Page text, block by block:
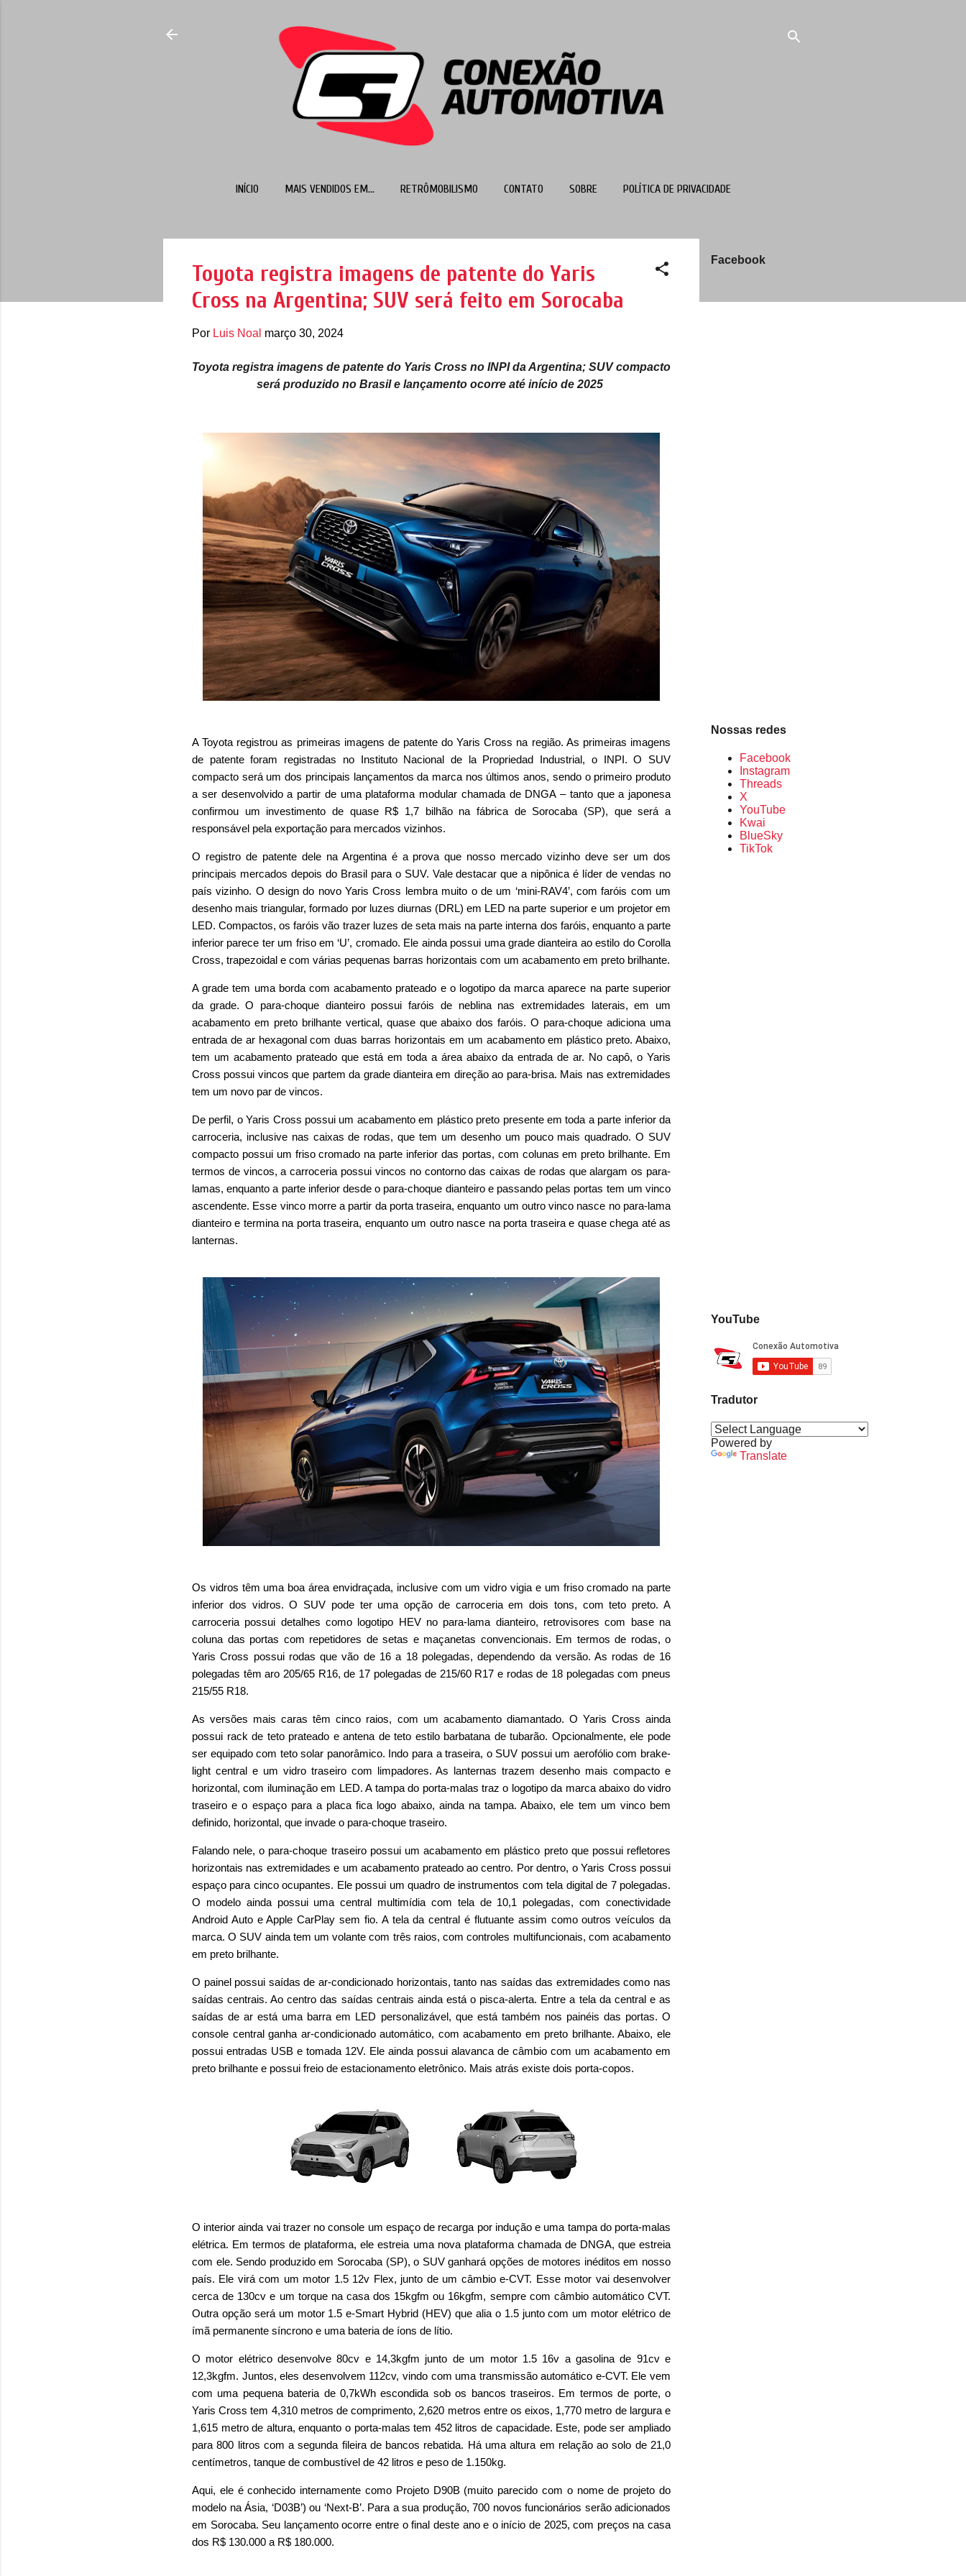
INÍCIO MAIS VENDIDOS EM... RETRÔMOBILISMO CONTATO SOBRE POLÍTICA DE PRIVACIDADE
Facebook
Nossas redes
Facebook
Instagram
Threads
X
YouTube
Kwai
BlueSky
TikTok
YouTube
Tradutor
Powered by
Translate
Toyota registra imagens de patente do Yaris
Cross na Argentina; SUV será feito em Sorocaba
Por Luis Noal março 30, 2024
Toyota registra imagens de patente do Yaris Cross no INPI da Argentina; SUV compacto
será produzido no Brasil e lançamento ocorre até início de 2025
A Toyota registrou as primeiras imagens de patente do Yaris Cross na região. As primeiras imagens
de patente foram registradas no Instituto Nacional de la Propriedad Industrial, o INPI. O SUV
compacto será um dos principais lançamentos da marca nos últimos anos, sendo o primeiro produto
a ser desenvolvido a partir de uma plataforma modular chamada de DNGA – tanto que a japonesa
confirmou um investimento de quase R$ 1,7 bilhão na fábrica de Sorocaba (SP), que será a
responsável pela exportação para mercados vizinhos.
O registro de patente dele na Argentina é a prova que nosso mercado vizinho deve ser um dos
principais mercados depois do Brasil para o SUV. Vale destacar que a nipônica é líder de vendas no
país vizinho. O design do novo Yaris Cross lembra muito o de um ‘mini-RAV4’, com faróis com um
desenho mais triangular, formado por luzes diurnas (DRL) em LED na parte superior e um projetor em
LED. Compactos, os faróis vão trazer luzes de seta mais na parte interna dos faróis, enquanto a parte
inferior parece ter um friso em ‘U’, cromado. Ele ainda possui uma grade dianteira ao estilo do Corolla
Cross, trapezoidal e com várias pequenas barras horizontais com um acabamento em preto brilhante.
A grade tem uma borda com acabamento prateado e o logotipo da marca aparece na parte superior
da grade. O para-choque dianteiro possui faróis de neblina nas extremidades laterais, em um
acabamento em preto brilhante vertical, quase que abaixo dos faróis. O para-choque adiciona uma
entrada de ar hexagonal com duas barras horizontais em um acabamento em plástico preto. Abaixo,
tem um acabamento prateado que está em toda a área abaixo da entrada de ar. No capô, o Yaris
Cross possui vincos que partem da grade dianteira em direção ao para-brisa. Mais nas extremidades
tem um novo par de vincos.
De perfil, o Yaris Cross possui um acabamento em plástico preto presente em toda a parte inferior da
carroceria, inclusive nas caixas de rodas, que tem um desenho um pouco mais quadrado. O SUV
compacto possui um friso cromado na parte inferior das portas, com colunas em preto brilhante. Em
termos de vincos, a carroceria possui vincos no contorno das caixas de rodas que alargam os para-
lamas, enquanto a parte inferior desde o para-choque dianteiro e passando pelas portas tem um vinco
ascendente. Esse vinco morre a partir da porta traseira, enquanto um outro vinco nasce no para-lama
dianteiro e termina na porta traseira, enquanto um outro nasce na porta traseira e quase chega até as
lanternas.
Os vidros têm uma boa área envidraçada, inclusive com um vidro vigia e um friso cromado na parte
inferior dos vidros. O SUV pode ter uma opção de carroceria em dois tons, com teto preto. A
carroceria possui detalhes como logotipo HEV no para-lama dianteiro, retrovisores com base na
coluna das portas com repetidores de setas e maçanetas convencionais. Em termos de rodas, o
Yaris Cross possui rodas que vão de 16 a 18 polegadas, dependendo da versão. As rodas de 16
polegadas têm aro 205/65 R16, de 17 polegadas de 215/60 R17 e rodas de 18 polegadas com pneus
215/55 R18.
As versões mais caras têm cinco raios, com um acabamento diamantado. O Yaris Cross ainda
possui rack de teto prateado e antena de teto estilo barbatana de tubarão. Opcionalmente, ele pode
ser equipado com teto solar panorâmico. Indo para a traseira, o SUV possui um aerofólio com brake-
light central e um vidro traseiro com limpadores. As lanternas trazem desenho mais compacto e
horizontal, com iluminação em LED. A tampa do porta-malas traz o logotipo da marca abaixo do vidro
traseiro e o espaço para a placa fica logo abaixo, ainda na tampa. Abaixo, ele tem um vinco bem
definido, horizontal, que invade o para-choque traseiro.
Falando nele, o para-choque traseiro possui um acabamento em plástico preto que possui refletores
horizontais nas extremidades e um acabamento prateado ao centro. Por dentro, o Yaris Cross possui
espaço para cinco ocupantes. Ele possui um quadro de instrumentos com tela digital de 7 polegadas.
O modelo ainda possui uma central multimídia com tela de 10,1 polegadas, com conectividade
Android Auto e Apple CarPlay sem fio. A tela da central é flutuante assim como outros veículos da
marca. O SUV ainda tem um volante com três raios, com controles multifuncionais, com acabamento
em preto brilhante.
O painel possui saídas de ar-condicionado horizontais, tanto nas saídas das extremidades como nas
saídas centrais. Ao centro das saídas centrais ainda está o pisca-alerta. Entre a tela da central e as
saídas de ar está uma barra em LED personalizável, que está também nos painéis das portas. O
console central ganha ar-condicionado automático, com acabamento em preto brilhante. Abaixo, ele
possui entradas USB e tomada 12V. Ele ainda possui alavanca de câmbio com um acabamento em
preto brilhante e possui freio de estacionamento eletrônico. Mais atrás existe dois porta-copos.
O interior ainda vai trazer no console um espaço de recarga por indução e uma tampa do porta-malas
elétrica. Em termos de plataforma, ele estreia uma nova plataforma chamada de DNGA, que estreia
com ele. Sendo produzido em Sorocaba (SP), o SUV ganhará opções de motores inéditos em nosso
país. Ele virá com um motor 1.5 12v Flex, junto de um câmbio e-CVT. Esse motor vai desenvolver
cerca de 130cv e um torque na casa dos 15kgfm ou 16kgfm, sempre com câmbio automático CVT.
Outra opção será um motor 1.5 e-Smart Hybrid (HEV) que alia o 1.5 junto com um motor elétrico de
ímã permanente síncrono e uma bateria de íons de lítio.
O motor elétrico desenvolve 80cv e 14,3kgfm junto de um motor 1.5 16v a gasolina de 91cv e
12,3kgfm. Juntos, eles desenvolvem 112cv, vindo com uma transmissão automático e-CVT. Ele vem
com uma pequena bateria de 0,7kWh escondida sob os bancos traseiros. Em termos de porte, o
Yaris Cross tem 4,310 metros de comprimento, 2,620 metros entre os eixos, 1,770 metro de largura e
1,615 metro de altura, enquanto o porta-malas tem 452 litros de capacidade. Este, pode ser ampliado
para 800 litros com a segunda fileira de bancos rebatida. Há uma altura em relação ao solo de 21,0
centímetros, tanque de combustível de 42 litros e peso de 1.150kg.
Aqui, ele é conhecido internamente como Projeto D90B (muito parecido com o nome de projeto do
modelo na Ásia, ‘D03B’) ou ‘Next-B’. Para a sua produção, 700 novos funcionários serão adicionados
em Sorocaba. Seu lançamento ocorre entre o final deste ano e o início de 2025, com preços na casa
dos R$ 130.000 a R$ 180.000.